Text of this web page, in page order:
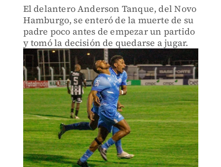
El delantero Anderson Tanque, del Novo
Hamburgo, se enteró de la muerte de su
padre poco antes de empezar un partido
y tomó la decisión de quedarse a jugar.